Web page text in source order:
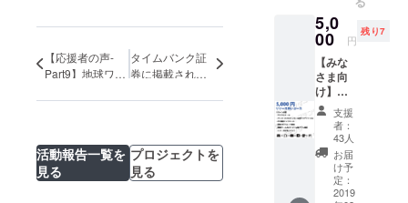
【応援者の声-
Part9】地球ワク
するスナック
さん 副隊長さん
Mariko Marysha
タイムバンク証
券に掲載されま
活動報告一覧を
見る
プロジェクトを
見る
・PR動
画のエ
ンド
ロール
に掲載
・「ア
テン
ダー支
援者様
限定グ
ルー
プ」FB
グルー
5,0
00 円
残り7
【みな
さま向
け】リ
リース
祝い
コース
・サン
クス
メール
・グッ
支援
者：
43人
お届
け予
定：
2019